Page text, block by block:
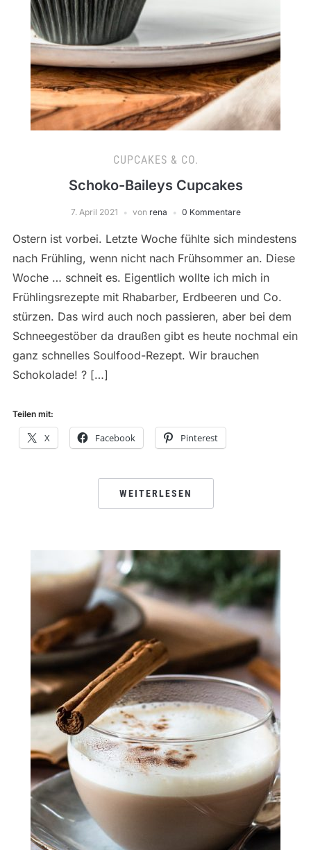
CUPCAKES & CO.
Schoko-Baileys Cupcakes
7. April 2021 von rena 0 Kommentare
Ostern ist vorbei. Letzte Woche fühlte sich mindestens
nach Frühling, wenn nicht nach Frühsommer an. Diese
Woche … schneit es. Eigentlich wollte ich mich in
Frühlingsrezepte mit Rhabarber, Erdbeeren und Co.
stürzen. Das wird auch noch passieren, aber bei dem
Schneegestöber da draußen gibt es heute nochmal ein
ganz schnelles Soulfood-Rezept. Wir brauchen
Schokolade! ? […]
Teilen mit:
X Facebook Pinterest
WEITERLESEN